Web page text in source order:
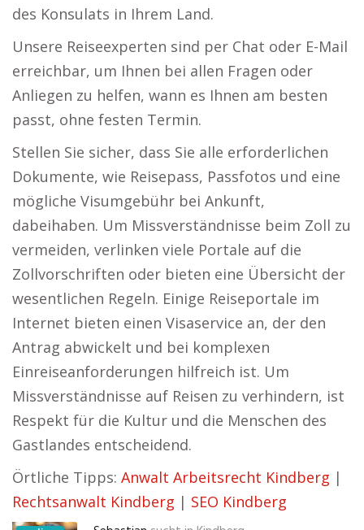
des Konsulats in Ihrem Land.
Unsere Reiseexperten sind per Chat oder E-Mail
erreichbar, um Ihnen bei allen Fragen oder
Anliegen zu helfen, wann es Ihnen am besten
passt, ohne festen Termin.
Stellen Sie sicher, dass Sie alle erforderlichen
Dokumente, wie Reisepass, Passfotos und eine
mögliche Visumgebühr bei Ankunft,
dabeihaben. Um Missverständnisse beim Zoll zu
vermeiden, verlinken viele Portale auf die
Zollvorschriften oder bieten eine Übersicht der
wesentlichen Regeln. Einige Reiseportale im
Internet bieten einen Visaservice an, der den
Antrag abwickelt und bei komplexen
Einreiseanforderungen hilfreich ist. Um
Missverständnisse auf Reisen zu verhindern, ist
Respekt für die Kultur und die Menschen des
Gastlandes entscheidend.
Örtliche Tipps: Anwalt Arbeitsrecht Kindberg |
Rechtsanwalt Kindberg | SEO Kindberg